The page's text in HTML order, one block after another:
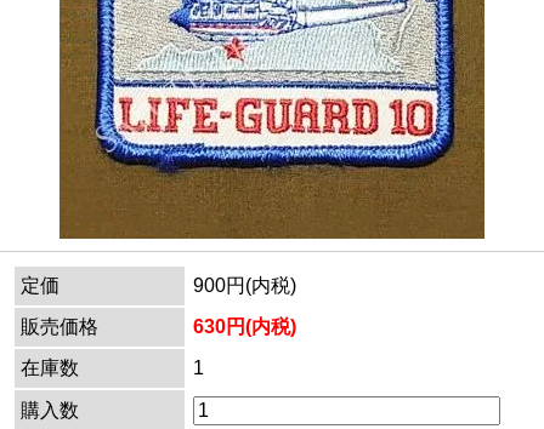
定価
900円(内税)
販売価格
630円(内税)
在庫数
1
購入数